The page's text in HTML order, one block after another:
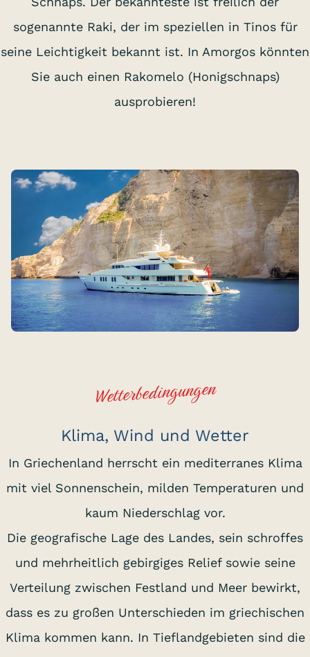
sogenannte Raki, der im speziellen in Tinos für
seine Leichtigkeit bekannt ist. In Amorgos könnten
Sie auch einen Rakomelo (Honigschnaps)
ausprobieren!
Wetterbedingungen
Klima, Wind und Wetter
In Griechenland herrscht ein mediterranes Klima
mit viel Sonnenschein, milden Temperaturen und
kaum Niederschlag vor.
Die geografische Lage des Landes, sein schroffes
und mehrheitlich gebirgiges Relief sowie seine
Verteilung zwischen Festland und Meer bewirkt,
dass es zu großen Unterschieden im griechischen
Klima kommen kann. In Tieflandgebieten sind die